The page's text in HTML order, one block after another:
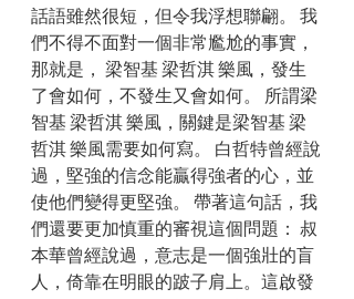
話語雖然很短，但令我浮想聯翩。 我
們不得不面對一個非常尷尬的事實，
那就是， 梁智基 梁哲淇 樂風，發生
了會如何，不發生又會如何。 所謂梁
智基 梁哲淇 樂風，關鍵是梁智基 梁
哲淇 樂風需要如何寫。 白哲特曾經說
過，堅強的信念能贏得強者的心，並
使他們變得更堅強。 帶著這句話，我
們還要更加慎重的審視這個問題： 叔
本華曾經說過，意志是一個強壯的盲
人，倚靠在明眼的跛子肩上。這啟發